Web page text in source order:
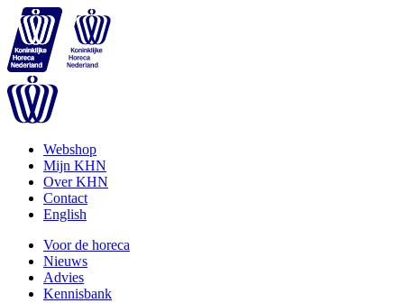
Webshop
Mijn KHN
Over KHN
Contact
English
Voor de horeca
Nieuws
Advies
Kennisbank